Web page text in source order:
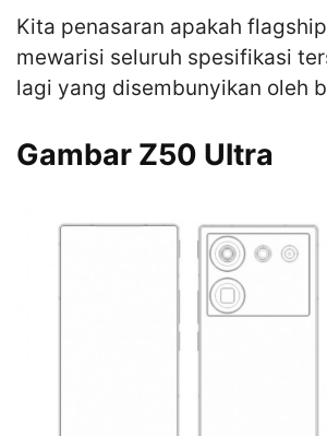
Kita penasaran apakah
mewarisi seluruh spesifikasi
lagi yang disembunyikan oleh
Gambar Z50 Ultra